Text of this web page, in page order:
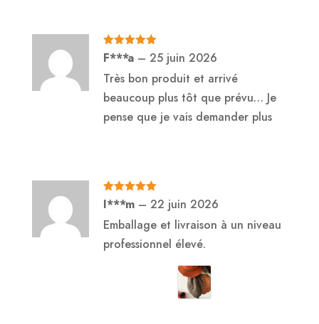
Note5sur
5F***a – 25 juin 2026
Très bon produit et arrivé
beaucoup plus tôt que prévu… Je
pense que je vais demander plus
Note5sur
5I***m – 22 juin 2026
Emballage et livraison à un niveau
professionnel élevé.